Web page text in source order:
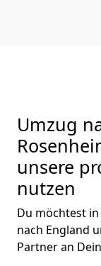
Umzug
unsere
nutzen
Du möchtest
nach England
Partner an